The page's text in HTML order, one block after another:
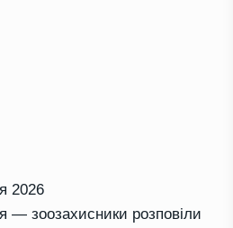
2026
— зоозахисники розповіли